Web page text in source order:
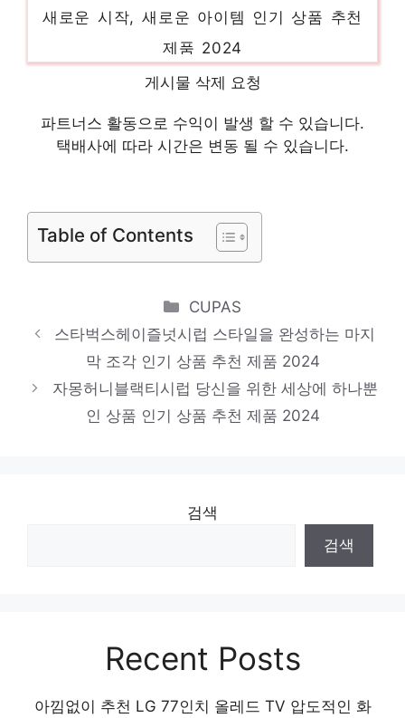
스타벅스자몽시럽
당신만의 독특한 스타일링 인기 상품 추천 제
품 2024
마이노멀애플시나몬잼
제품 2024
부국사과잼
품 2024
코스트코딸기잼
당신만을 위한 특별한 세트 인기 상품 추천
제품 2024
게시물 삭제 요청
파트너스 활동으로 수익이 발생 할 수 있습니다.
택배사에 따라 시간은 변동 될 수 있습니다.
Table of Contents
Categories
CUPAS
스타벅스헤이즐넛시럽 스타일을 완성하는 마지
막 조각 인기 상품 추천 제품 2024
자몽허니블랙티시럽 당신을 위한 세상에 하나뿐
인 상품 인기 상품 추천 제품 2024
검색
검색
Recent Posts
아낌없이 추천 LG 77인치 올레드 TV 압도적인 화